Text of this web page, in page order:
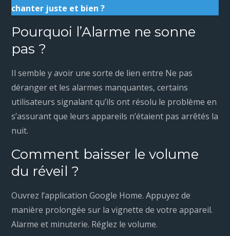
chanter juste et bien ?
Pourquoi l’Alarme ne sonne
pas ?
Il semble y avoir une sorte de lien entre Ne pas
déranger et les alarmes manquantes, certains
utilisateurs signalant qu’ils ont résolu le problème en
s’assurant que leurs appareils n’étaient pas arrêtés la
nuit.
Comment baisser le volume
du réveil ?
Ouvrez l’application Google Home. Appuyez de
manière prolongée sur la vignette de votre appareil.
Alarme et minuterie. Réglez le volume.